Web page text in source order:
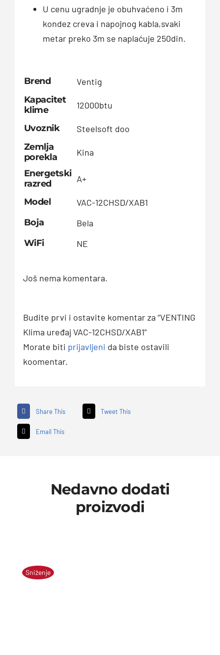
U cenu ugradnje je obuhvaćeno i 3m
kondez creva i napojnog kabla,svaki
metar preko 3m se naplaćuje 250din.
Brend
Ventig
Kapacitet
klime
12000btu
Uvoznik
Steelsoft doo
Zemlja
porekla
Kina
Energetski
razred
A+
Model
VAC-12CHSD/XAB1
Boja
Bela
WiFi
NE
Još nema komentara.
Budite prvi i ostavite komentar za “VENTING
Klima uređaj VAC-12CHSD/XAB1”
Morate biti prijavljeni da biste ostavili
koomentar.
Share This Tweet This
Email This
Nedavno dodati
proizvodi
Sniženje